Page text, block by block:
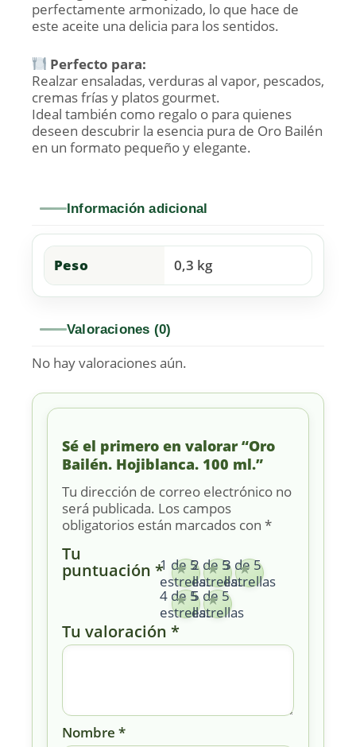
perfectamente armonizado, lo que hace de
este aceite una delicia para los sentidos.
Perfecto para:
Realzar ensaladas, verduras al vapor, pescados,
cremas frías y platos gourmet.
Ideal también como regalo o para quienes
deseen descubrir la esencia pura de Oro Bailén
en un formato pequeño y elegante.
Información adicional
Peso 0,3 kg
Valoraciones (0)
No hay valoraciones aún.
Sé el primero en valorar “Oro
Bailén. Hojiblanca. 100 ml.”
Tu dirección de correo electrónico no
será publicada. Los campos
obligatorios están marcados con *
Tu
puntuación *1 de 5
estrellas
2 de 5
estrellas
3 de 5
estrellas
4 de 5
estrellas
5 de 5
estrellas
Tu valoración *
Nombre *